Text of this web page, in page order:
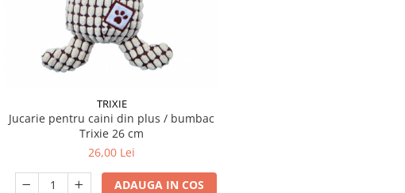
TRIXIE
Jucarie pentru caini din plus / bumbac
Trixie 26 cm
26,00 Lei
ADAUGA IN COS